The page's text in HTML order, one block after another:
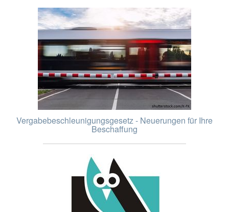
Vergabebeschleunigungsgesetz - Neuerungen für Ihre
Beschaffung